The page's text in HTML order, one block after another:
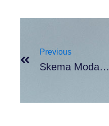
Previous
Skema Modal Bank UMKM Jatim Untuk Pengusaha Ultra Mikro Berdaya